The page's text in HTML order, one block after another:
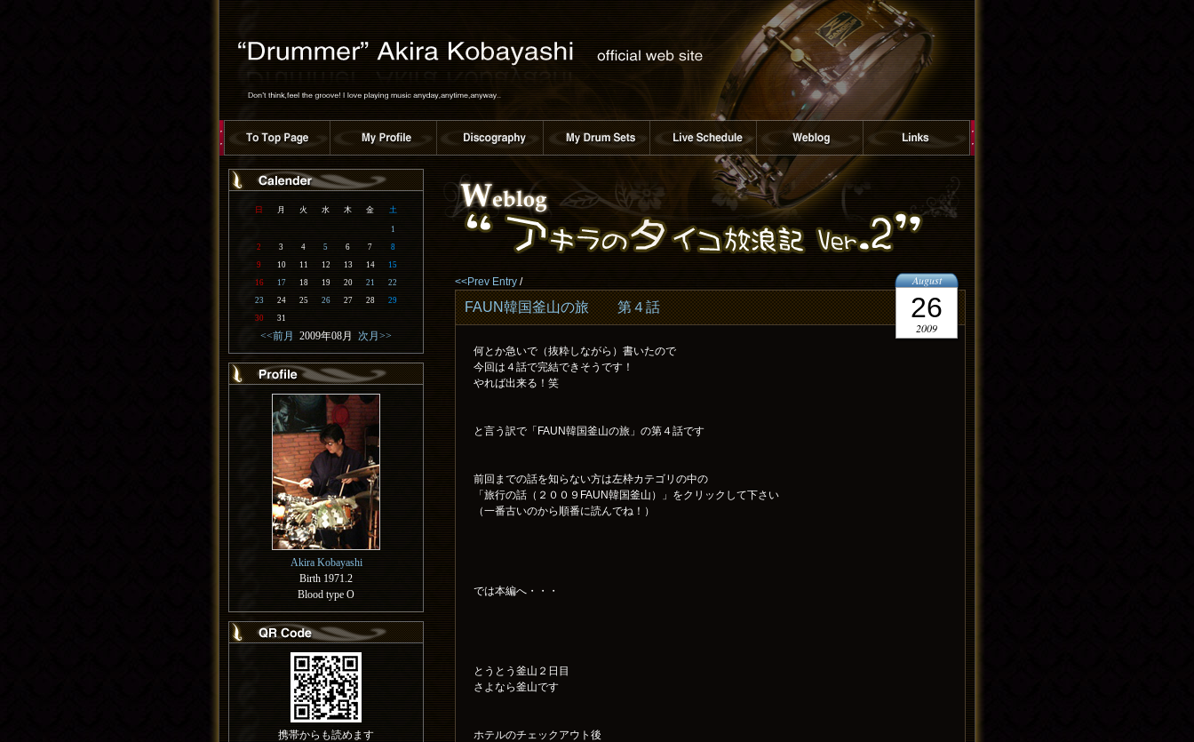
<<Prev Entry /
FAUN韓国釜山の旅 第４話
August
26
2009
何とか急いで（抜粋しながら）書いたので
今回は４話で完結できそうです！
やれば出来る！笑
と言う訳で「FAUN韓国釜山の旅」の第４話です
前回までの話を知らない方は左枠カテゴリの中の
「旅行の話（２００９FAUN韓国釜山）」をクリックして下さい
（一番古いのから順番に読んでね！）
では本編へ・・・
とうとう釜山２日目
さよなら釜山です
ホテルのチェックアウト後
日 月 火 水 木 金 土
1
2
3 4 5 6 7
8
9
10 11 12 13 14
15
16
17 18 19 20 21
22
23
24 25 26 27 28
29
30
31
<<前月 2009年08月 次月>>
Akira Kobayashi
Birth 1971.2
Blood type O
携帯からも読めます